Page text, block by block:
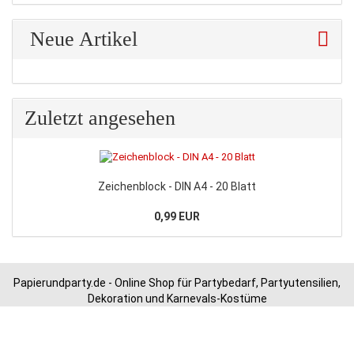
Neue Artikel
Zuletzt angesehen
Zeichenblock - DIN A4 - 20 Blatt
0,99 EUR
Papierundparty.de - Online Shop für Partybedarf, Partyutensilien,
Dekoration und Karnevals-Kostüme